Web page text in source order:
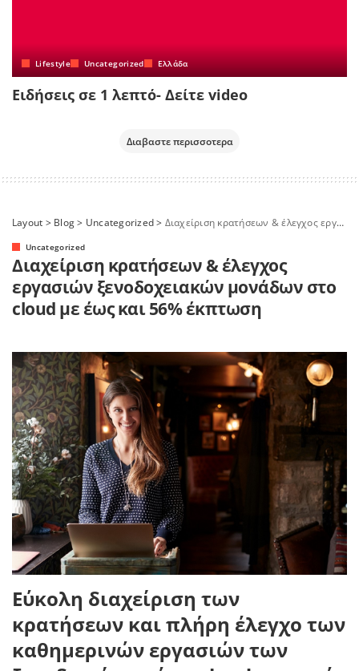
Lifestyle Uncategorized Ελλάδα
Ειδήσεις σε 1 λεπτό- Δείτε video
Διαβαστε περισσοτερα
Layout > Blog> Uncategorized> Διαχείριση κρατήσεων & έλεγχος εργασιών ξενοδοχειακών μονάδων στο cloud με έως και 56% έκπτωση
Uncategorized
Διαχείριση κρατήσεων & έλεγχος
εργασιών ξενοδοχειακών μονάδων στο
cloud με έως και 56% έκπτωση
Εύκολη διαχείριση των
κρατήσεων καιπλήρη έλεγχο των
καθημερινών εργασιών των